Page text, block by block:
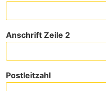
Anschrift Zeile 2
Postleitzahl